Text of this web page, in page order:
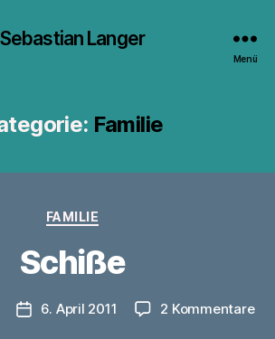
Sebastian Langer
Menü
Familie
Kategorien
FAMILIE
Schiße
Veröffentlichungsdatum
6. April 2011 2 Kommentarezu